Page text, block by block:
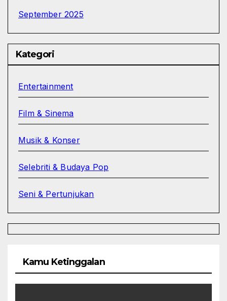
September 2025
Kategori
Entertainment
Film & Sinema
Musik & Konser
Selebriti & Budaya Pop
Seni & Pertunjukan
Kamu Ketinggalan